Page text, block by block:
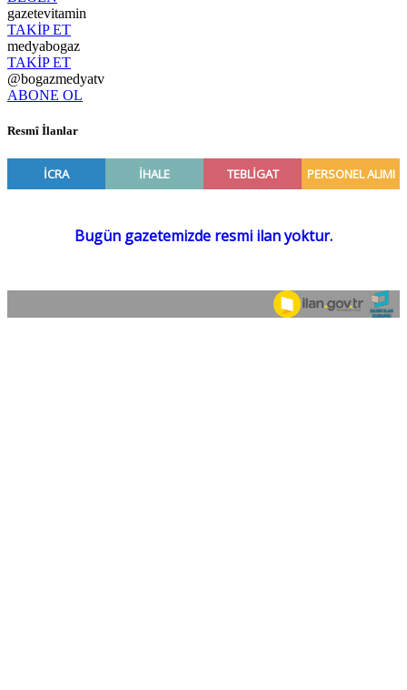
gazetevitamin
TAKİP ET
medyabogaz
TAKİP ET
@bogazmedyatv
ABONE OL
Resmî İlanlar